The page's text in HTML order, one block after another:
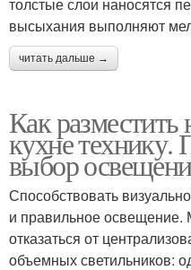
толстые слои наносятся
высыхания выполняют
читать дальше →
Как разместить
кухне технику.
выбор
Способствовать
и правильное
отказаться от
объемных светильников: